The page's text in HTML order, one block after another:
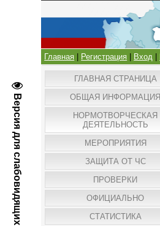
Версия для слабовидящих
Главная Регистрация Вход
ГЛАВНАЯ СТРАНИЦА
ОБЩАЯ ИНФОРМАЦИЯ
НОРМОТВОРЧЕСКАЯ
ДЕЯТЕЛЬНОСТЬ
МЕРОПРИЯТИЯ
ЗАЩИТА ОТ ЧС
ПРОВЕРКИ
ОФИЦИАЛЬНО
СТАТИСТИКА